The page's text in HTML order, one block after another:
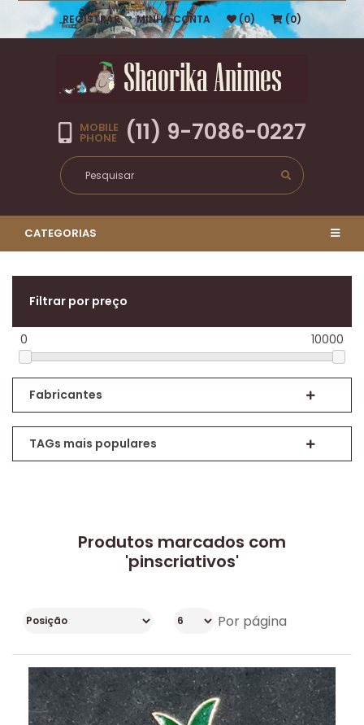
REGISTRAR MINHA CONTA (0) (0)
MOBILE
PHONE (11) 9-7086-0227
CATEGORIAS
Filtrar por preço
0 10000
Fabricantes
TAGs mais populares
Produtos marcados com
'pinscriativos'
Por página